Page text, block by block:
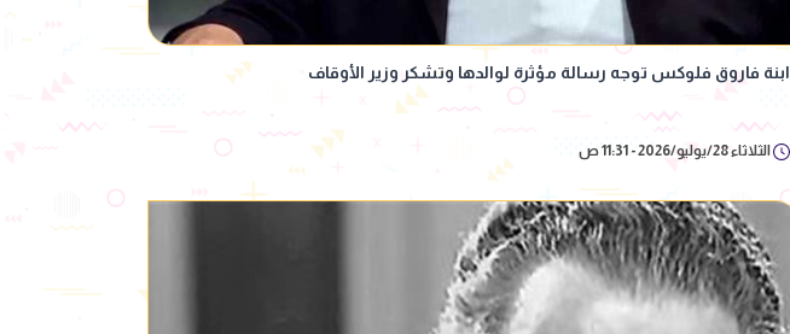
ابنة فاروق فلوكس توجه رسالة مؤثرة لوالدها وتشكر وزير الأوقاف
الثلاثاء 28/يوليو/2026 - 11:31 ص